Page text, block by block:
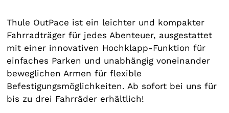
Thule OutPace ist ein leichter und kompakter
Fahrradträger für jedes Abenteuer, ausgestattet
mit einer innovativen Hochklapp-Funktion für
einfaches Parken und unabhängig voneinander
beweglichen Armen für flexible
Befestigungsmöglichkeiten. Ab sofort bei uns für
bis zu drei Fahrräder erhältlich!